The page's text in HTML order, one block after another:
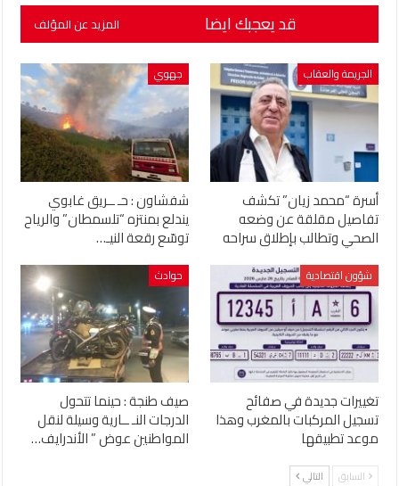
قد يعجبك ايضا المزيد عن المؤلف
الجريمة والعقاب
أسرة “محمد زيان” تكشف
تفاصيل مقلقة عن وضعه
الصحي وتطالب بإطلاق سراحه
جهوي
شفشاون : حـ ــريق غابوي
يندلع بمنتزه “تلسمطان” والرياح
توسّع رقعة النيـ…
شؤون اقتصادية
تغييرات جديدة في صفائح
تسجيل المركبات بالمغرب وهذا
موعد تطبيقها
حوادث
صيف طنجة : حينما تتحول
الدرجات النـ ــارية وسيلة لنقل
المواطنين عوض ” الأندرايف…
السابق التالي